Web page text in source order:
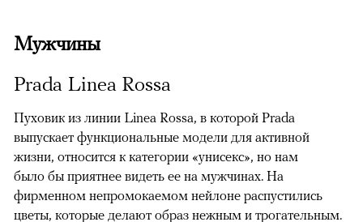
Мужчины
Prada Linea Rossa
Пуховик из линии Linea Rossa, в которой Prada
выпускает функциональные модели для активной
жизни, относится к категории «унисекс», но нам
было бы приятнее видеть ее на мужчинах. На
фирменном непромокаемом нейлоне распустились
цветы, которые делают образ нежным и трогательным.